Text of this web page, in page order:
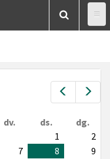
Prev
dv. ds.
dg.
1
2
7 8
9